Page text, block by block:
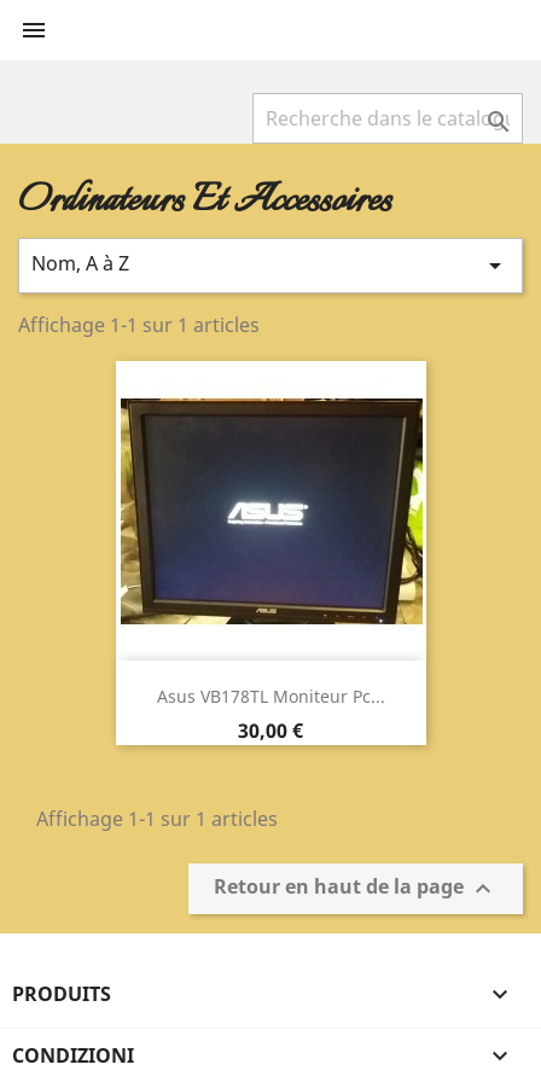


Ordinateurs Et Accessoires
Nom, A à Z 
Affichage 1-1 sur 1 articles
Asus VB178TL Moniteur Pc...
Prix
30,00 €
Affichage 1-1 sur 1 articles
Retour en haut de la page 
PRODUITS 
CONDIZIONI 